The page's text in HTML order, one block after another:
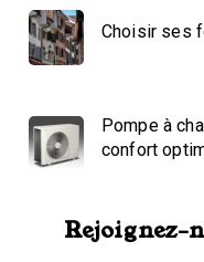
Choisir ses
Pompe à
confort
Rejoignez-